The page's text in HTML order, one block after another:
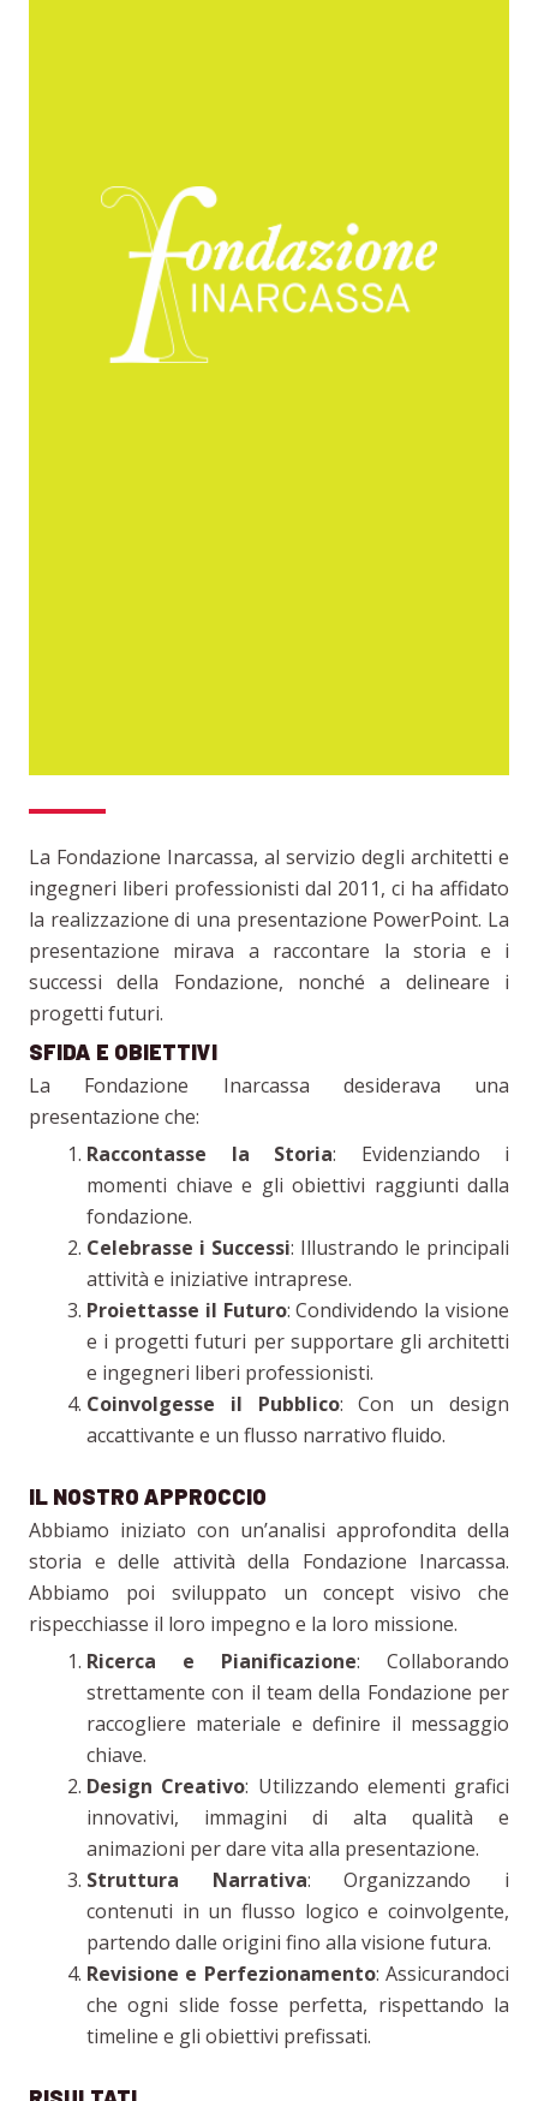
La Fondazione Inarcassa, al servizio degli architetti e
ingegneri liberi professionisti dal 2011, ci ha affidato
la realizzazione di una presentazione PowerPoint. La
presentazione mirava a raccontare la storia e i
successi della Fondazione, nonché a delineare i
progetti futuri.
SFIDA E OBIETTIVI
La Fondazione Inarcassa desiderava una
presentazione che:
Raccontasse la Storia: Evidenziando i
momenti chiave e gli obiettivi raggiunti dalla
fondazione.
Celebrasse i Successi: Illustrando le principali
attività e iniziative intraprese.
Proiettasse il Futuro: Condividendo la visione
e i progetti futuri per supportare gli architetti
e ingegneri liberi professionisti.
Coinvolgesse il Pubblico: Con un design
accattivante e un flusso narrativo fluido.
IL NOSTRO APPROCCIO
Abbiamo iniziato con un’analisi approfondita della
storia e delle attività della Fondazione Inarcassa.
Abbiamo poi sviluppato un concept visivo che
rispecchiasse il loro impegno e la loro missione.
Ricerca e Pianificazione: Collaborando
strettamente con il team della Fondazione per
raccogliere materiale e definire il messaggio
chiave.
Design Creativo: Utilizzando elementi grafici
innovativi, immagini di alta qualità e
animazioni per dare vita alla presentazione.
Struttura Narrativa: Organizzando i
contenuti in un flusso logico e coinvolgente,
partendo dalle origini fino alla visione futura.
Revisione e Perfezionamento: Assicurandoci
che ogni slide fosse perfetta, rispettando la
timeline e gli obiettivi prefissati.